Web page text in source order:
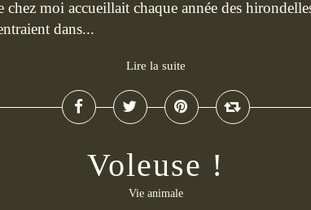
moi accueillait chaque année des
dans...
Lire la suite
Voleuse !
Vie animale